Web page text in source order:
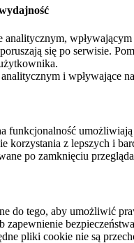
analitycznym,
się po serwisie.
i wpływające
funkcjonalność
korzystania z lepszych i
po zamknięciu
do tego, aby umożliwić
zapewnienie
pliki cookie nie są